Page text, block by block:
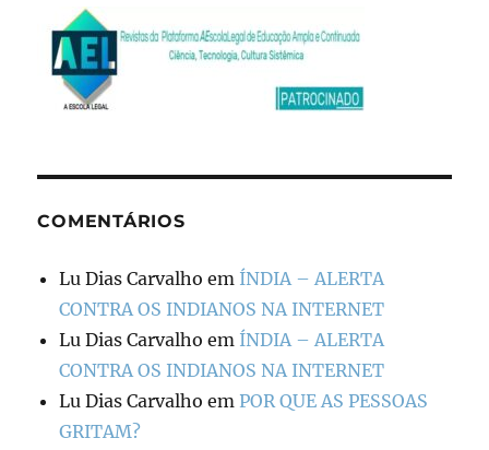
COMENTÁRIOS
Lu Dias Carvalho em ÍNDIA – ALERTA
CONTRA OS INDIANOS NA INTERNET
Lu Dias Carvalho em ÍNDIA – ALERTA
CONTRA OS INDIANOS NA INTERNET
Lu Dias Carvalho emPOR QUE AS PESSOAS
GRITAM?